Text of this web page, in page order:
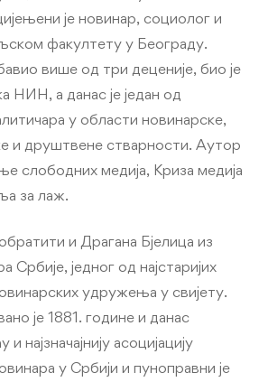
је новинар, социолог и
факултету у Београду.
више од три деценије, био је
НИН, а данас је један од
у области новинарске,
и друштвене стварности. Аутор
слободних медија, Криза медија
за лаж.
и Драгана Бјелица из
једног од најстаријих
удружења у свијету.
је 1881. године и данас
најзначајнију асоцијацију
у Србији и пуноправни је